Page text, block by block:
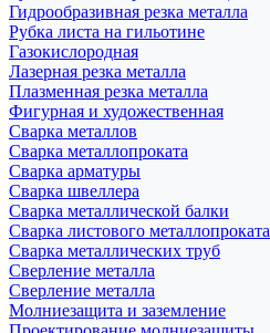
Гидрообразивная резка металла
Рубка листа на гильотине
Газокислородная
Лазерная резка металла
Плазменная резка металла
Фигурная и художественная
Сварка металлов
Сварка металлопроката
Сварка арматуры
Сварка швеллера
Сварка металлической балки
Сварка листового металлопроката
Сварка металлических труб
Сверление металла
Сверление металла
Молниезащита и заземление